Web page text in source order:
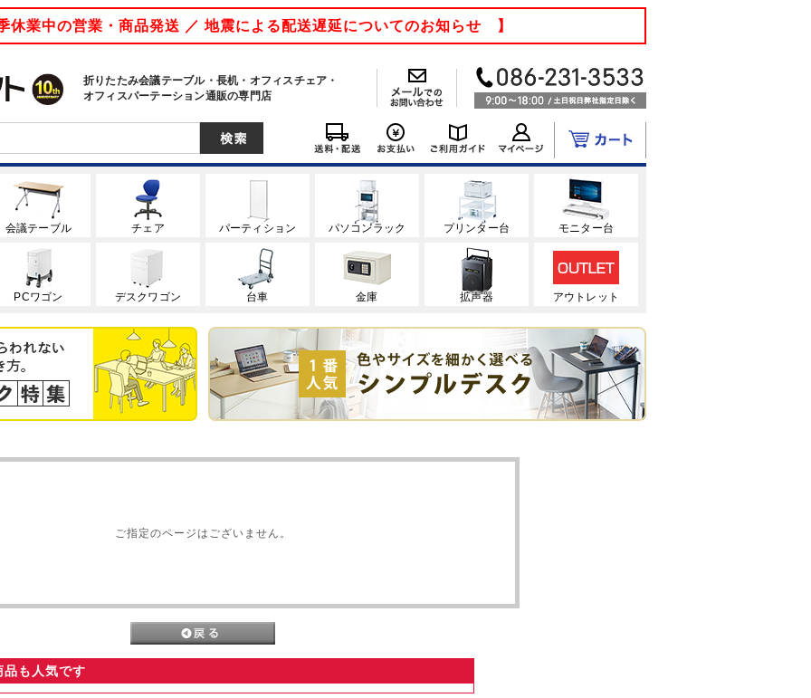
業中の営業・商品発送 ／ 地震による配送遅延についてのお知らせ 】
折りたたみ会議テーブル・長机・オフィスチェア・
オフィスパーテーション通販の専門店
会議テーブル チェア パーティション パソコンラック プリンター台 モニター台
PCワゴン デスクワゴン 台車 金庫 拡声器 アウトレット
ご指定のページはございません。
品も人気です